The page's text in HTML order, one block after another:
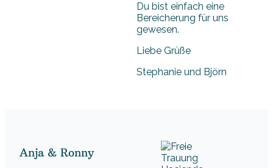
Du bist einfach eine
Bereicherung für uns
gewesen.
Liebe Grüße
Stephanie und Björn
Anja & Ronny